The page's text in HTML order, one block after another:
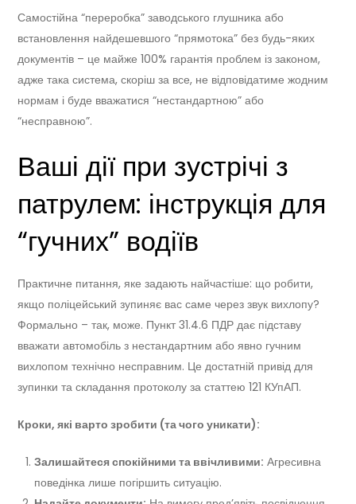
Самостійна “переробка” заводського глушника або
встановлення найдешевшого “прямотока” без будь-яких
документів – це майже 100% гарантія проблем із законом,
адже така система, скоріш за все, не відповідатиме жодним
нормам і буде вважатися “нестандартною” або
“несправною”.
Ваші дії при зустрічі з
патрулем: інструкція для
“гучних” водіїв
Практичне питання, яке задають найчастіше: що робити,
якщо поліцейський зупиняє вас саме через звук вихлопу?
Формально – так, може. Пункт 31.4.6 ПДР дає підставу
вважати автомобіль з нестандартним або явно гучним
вихлопом технічно несправним. Це достатній привід для
зупинки та складання протоколу за статтею 121 КУпАП.
Кроки, які варто зробити (та чого уникати):
Залишайтеся спокійними та ввічливими: Агресивна
поведінка лише погіршить ситуацію.